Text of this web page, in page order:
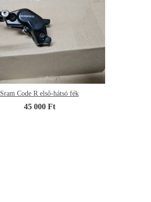
Sram Code R első-hátsó fék
45 000 Ft